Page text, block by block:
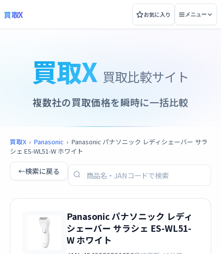
買取X お気に入り メニュー
買取X 買取比較サイト
複数社の買取価格を瞬時に一括比較
買取X › Panasonic › Panasonic パナソニック レディシェーバー サラ
シェ ES-WL51-W ホワイト
←検索に戻る
Panasonic パナソニック レディ
シェーバー サラシェ ES-WL51-
W ホワイト